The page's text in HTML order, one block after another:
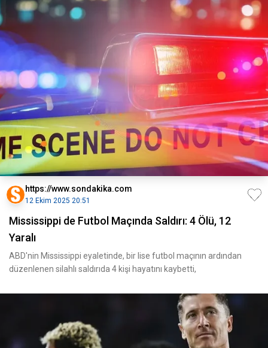
https://www.sondakika.com
12 Ekim 2025 20:51
Mississippi de Futbol Maçında Saldırı: 4 Ölü, 12
Yaralı
ABD'nin Mississippi eyaletinde, bir lise futbol maçının ardından
düzenlenen silahlı saldırıda 4 kişi hayatını kaybetti,